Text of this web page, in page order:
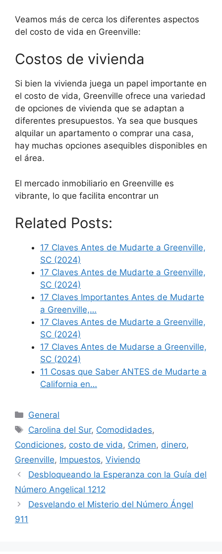
Veamos más de cerca los diferentes aspectos
del costo de vida en Greenville:
Costos de vivienda
Si bien la vivienda juega un papel importante en
el costo de vida, Greenville ofrece una variedad
de opciones de vivienda que se adaptan a
diferentes presupuestos. Ya sea que busques
alquilar un apartamento o comprar una casa,
hay muchas opciones asequibles disponibles en
el área.
El mercado inmobiliario en Greenville es
vibrante, lo que facilita encontrar un
Related Posts:
17 Claves Antes de Mudarte a Greenville,
SC (2024)
17 Claves Antes de Mudarte a Greenville,
SC (2024)
17 Claves Importantes Antes de Mudarte
a Greenville,…
17 Claves Antes de Mudarte a Greenville,
SC (2024)
17 Claves Antes de Mudarse a Greenville,
SC (2024)
11 Cosas que Saber ANTES de Mudarte a
California en…
Categories
General
Tags
Carolina del Sur, Comodidades,
Condiciones, costo de vida, Crimen, dinero,
Greenville, Impuestos, Viviendo
Desbloqueando la Esperanza con la Guía del
Número Angelical 1212
Desvelando el Misterio del Número Ángel
911